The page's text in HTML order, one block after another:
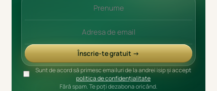
Înscrie-te gratuit →
Sunt de acord să primesc emailuri de la andrei isip și accept
politica de confidențialitate
Fără spam. Te poți dezabona oricând.